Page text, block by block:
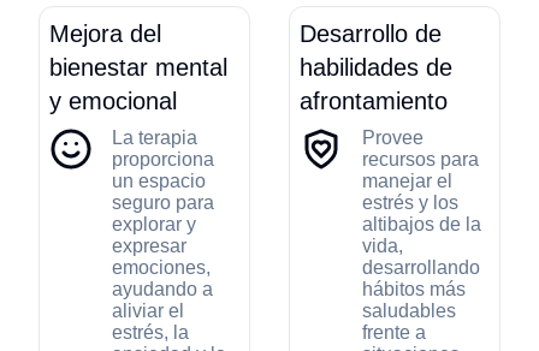
Mejora del
bienestar mental
y emocional
La terapia
proporciona
un espacio
seguro para
explorar y
expresar
emociones,
ayudando a
aliviar el
estrés, la
Desarrollo de
habilidades de
afrontamiento
Provee
recursos para
manejar el
estrés y los
altibajos de la
vida,
desarrollando
hábitos más
saludables
frente a